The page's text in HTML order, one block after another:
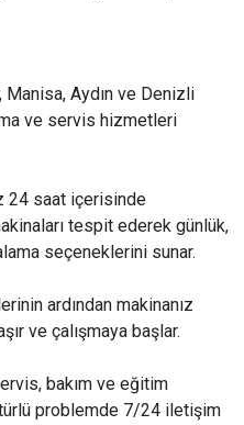
Aydın ve Denizli
ve servis hizmetleri
24 saat içerisinde
tespit ederek günlük,
seçeneklerini sunar.
ardından makinanız
ve çalışmaya başlar.
bakım ve eğitim
türlü problemde 7/24 iletişim